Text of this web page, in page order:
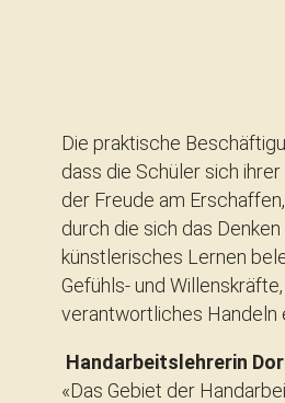
Die praktische
dass die Schüler sich
der Freude am
durch die sich das
künstlerisches Lernen
Gefühls- und
verantwortliches Handeln
Handarbeitslehrerin
«Das Gebiet der